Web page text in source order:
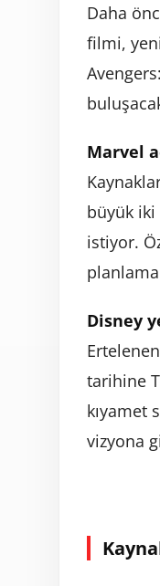
Daha
filmi,
Marvel
büyük iki
istiyor.
Disney
tarihine
kıyamet
vizyona